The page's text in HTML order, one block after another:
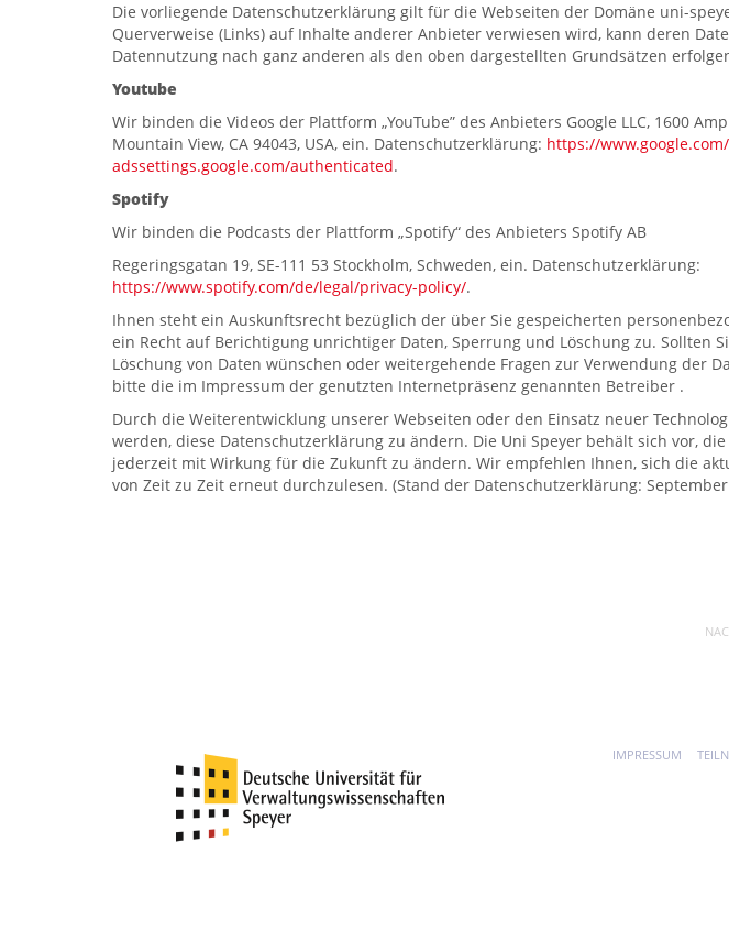
Die vorliegende Datenschutzerklärung gilt für die Webseiten der Domäne uni-
Querverweise (Links) auf Inhalte anderer Anbieter verwiesen wird, kann deren
Datennutzung nach ganz anderen als den oben dargestellten Grundsätzen
Youtube
Wir binden die Videos der Plattform „YouTube” des Anbieters Google LLC, 1600
Mountain View, CA 94043, USA, ein. Datenschutzerklärung: https://
adssettings.google.com/authenticated.
Spotify
Wir binden die Podcasts der Plattform „Spotify“ des Anbieters Spotify AB
Regeringsgatan 19, SE-111 53 Stockholm, Schweden, ein. Datenschutzerklärung:
https://www.spotify.com/de/legal/privacy-policy/.
Ihnen steht ein Auskunftsrecht bezüglich der über Sie gespeicherten
ein Recht auf Berichtigung unrichtiger Daten, Sperrung und Löschung zu. Sollten
Löschung von Daten wünschen oder weitergehende Fragen zur Verwendung der
bitte die im Impressum der genutzten Internetpräsenz genannten Betreiber .
Durch die Weiterentwicklung unserer Webseiten oder den Einsatz neuer
werden, diese Datenschutzerklärung zu ändern. Die Uni Speyer behält sich vor,
jederzeit mit Wirkung für die Zukunft zu ändern. Wir empfehlen Ihnen, sich die
von Zeit zu Zeit erneut durchzulesen. (Stand der Datenschutzerklärung:
IMPRESSUM